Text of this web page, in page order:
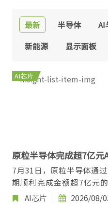
最新 半导体 AI
新能源
显示面板
AI芯片
原粒半导体完成超7亿元
7月31日，原粒半导体通
期顺利完成金额超7亿元
年4月落地的超5亿元Pre-
AI芯片 2026/08/